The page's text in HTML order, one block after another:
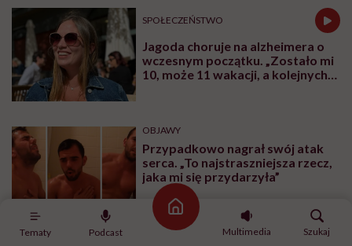
Tematy Podcast
Strona główna
Multimedia
Szukaj
SPOŁECZEŃSTWO
Jagoda choruje na alzheimera o
wczesnym początku. „Zostało mi
10, może 11 wakacji, a kolejnych
OBJAWY
Przypadkowo nagrał swój atak
serca. „To najstraszniejsza rzecz,
jaka mi się przydarzyła”